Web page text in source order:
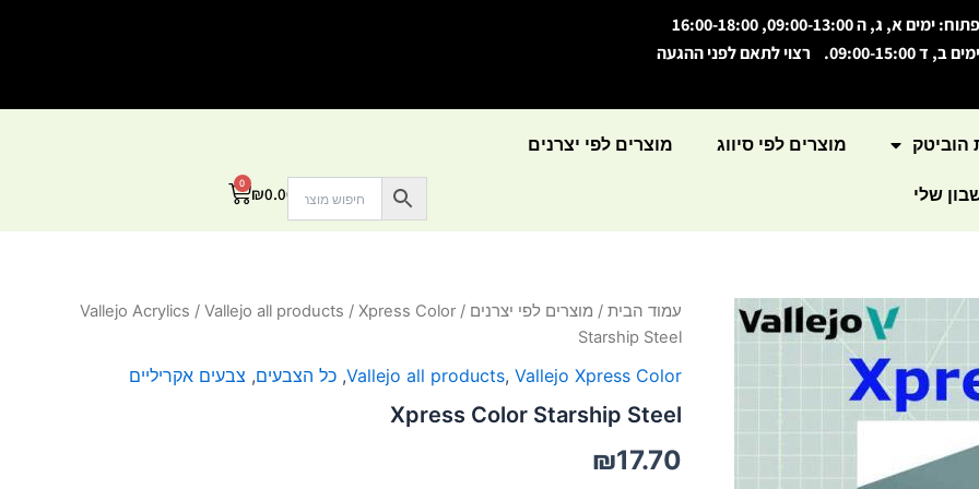
פתוח: ימים א, ג, ה 09:00-13:00, 16:00-18:00
ימים ב, ד 09:00-15:00. רצוי לתאם לפני ההגעה
הוביטק מוצרים לפי סיווג מוצרים לפי יצרנים
שלי ₪0.00
0
עגלת
עמוד הבית / מוצרים לפי יצרנים /
Vallejo Acrylics / Vallejo all products / Xpress Color
Starship Steel
Vallejo all products, Vallejo Xpress Color
, כל הצבעים, צבעים אקריליים
Xpress Color Starship Steel
₪17.70
כמות
של
Xpress
Color
Steel